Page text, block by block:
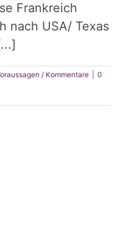
Frankreich
nach USA/ Texas
/ Kommentare
0